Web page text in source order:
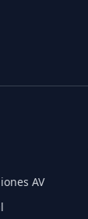
AV